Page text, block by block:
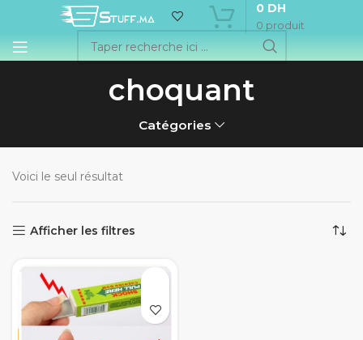
0 produit
0 DH
choquant
Catégories
Voici le seul résultat
Afficher les filtres